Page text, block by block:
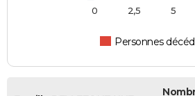
Personnes
0 2,5 5